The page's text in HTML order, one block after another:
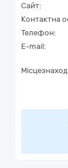
Сайт:
Контактна
Телефон:
E-mail: